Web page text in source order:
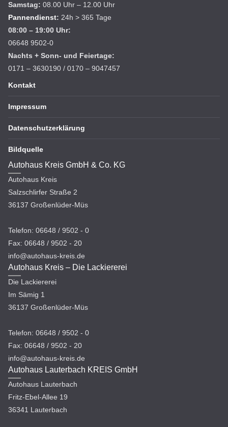
Samstag: 08.00 Uhr – 12.00 Uhr
Pannendienst: 24h > 365 Tage
08:00 – 19:00 Uhr:
06648 9502-0
Nachts + Sonn- und Feiertage:
0171 – 3630190 / 0170 – 9047457
Kontakt
Impressum
Datenschutzerklärung
Bildquelle
Autohaus Kreis GmbH & Co. KG
Autohaus Kreis
Salzschlirfer Straße 2
36137 Großenlüder-Müs
Telefon: 06648 / 9502 - 0
Fax: 06648 / 9502 - 20
info@autohaus-kreis.de
Autohaus Kreis – Die Lackiererei
Die Lackiererei
Im Sämig 1
36137 Großenlüder-Müs
Telefon: 06648 / 9502 - 0
Fax: 06648 / 9502 - 20
info@autohaus-kreis.de
Autohaus Lauterbach KREIS GmbH
Autohaus Lauterbach
Fritz-Ebel-Allee 19
36341 Lauterbach